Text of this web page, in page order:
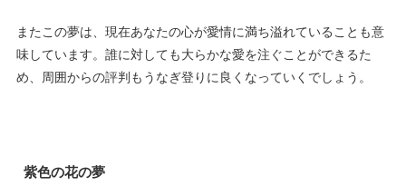
またこの夢は、現在あなたの心が愛情に満ち溢れていることも意
味しています。誰に対しても大らかな愛を注ぐことができるた
め、周囲からの評判もうなぎ登りに良くなっていくでしょう。
紫色の花の夢